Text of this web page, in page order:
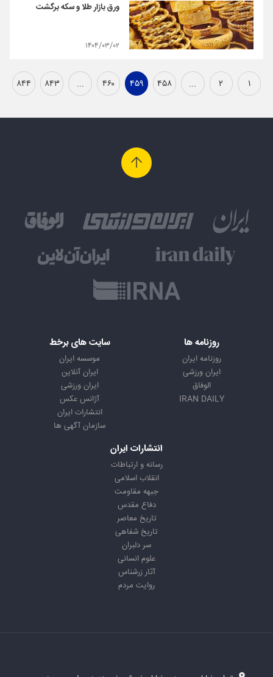
ورق بازار طلا و سکه برگشت
۱۴۰۴/۰۳/۰۲
۱ ۲ ... ۴۵۸ ۴۵۹ ۴۶۰ ... ۸۴۳ ۸۴۴
روزنامه ها
روزنامه ایران
ایران ورزشی
الوفاق
IRAN DAILY
سایت های برخط
موسسه ایران
ایران آنلاین
ایران ورزشی
آژانس عکس
انتشارات ایران
سازمان آگهی ها
انتشارات ایران
رسانه و ارتباطات
انقلاب اسلامی
جبهه مقاومت
دفاع مقدس
تاریخ معاصر
تاریخ شفاهی
سر دلبران
علوم انسانی
آثار زرشناس
روایت مردم